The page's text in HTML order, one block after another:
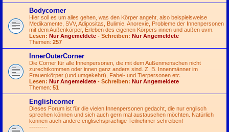
Bodycorner
Hier soll es um alles gehen, was den Körper angeht, also beispielsweise
Medikamente, SVV, Adipositas, Bulimie, Anorexie, Probleme der Innenpersonen
mit dem Außenkörper, Erleben des eigenen Körpers innen und außen uvm.
Lesen: Nur Angemeldete - Schreiben: Nur Angemeldete
Themen: 257
InnerOuterCorner
Die Corner für alle Innenpersonen, die mit dem Außenmenschen nicht
zurechtkommen oder innen ganz anders sind. Z. B. Innenmänner im
Frauenkörper (und umgekehrt), Fabel- und Tierpersonen etc.
Lesen: Nur Angemeldete - Schreiben: Nur Angemeldete
Themen: 51
Englishcorner
Dieses Forum ist für die vielen Innenpersonen gedacht, die nur englisch
sprechen können und sich auch gern mal austauschen möchten. Natürlich
können auch andere englischsprachige Teilnehmer schreiben!
---------